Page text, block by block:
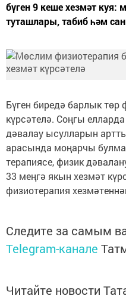
бүген 9 кеше хезмәт куя:
туташлары, табиб һәм
Бүген биредә барлык төр
күрсәтелә. Соңгы
дәвалау ысулларын
арасында моңарчы
терапиясе, физик
33 меңгә якын хезмәт
физиотерапия
Следите за самым
Telegram-канале
Читайте новости